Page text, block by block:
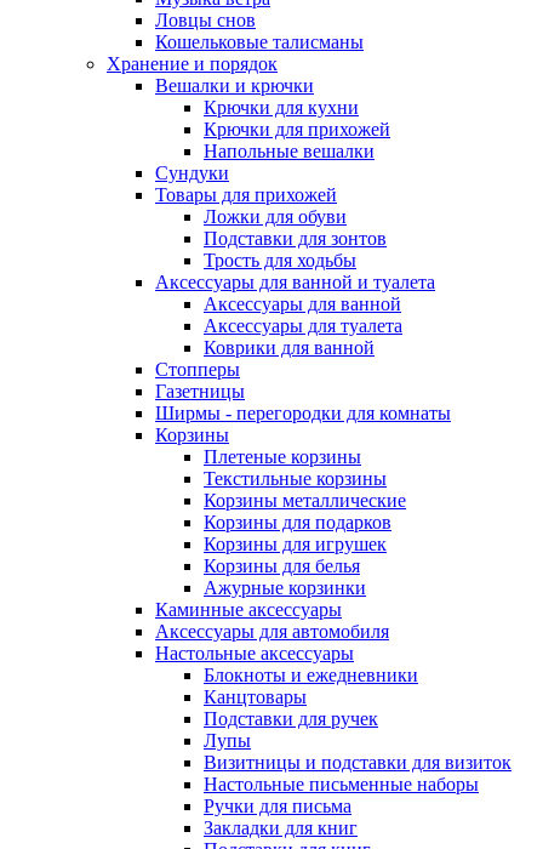
Ловцы снов
Кошельковые талисманы
Хранение и порядок
Вешалки и крючки
Крючки для кухни
Крючки для прихожей
Напольные вешалки
Сундуки
Товары для прихожей
Ложки для обуви
Подставки для зонтов
Трость для ходьбы
Аксессуары для ванной и туалета
Аксессуары для ванной
Аксессуары для туалета
Коврики для ванной
Стопперы
Газетницы
Ширмы - перегородки для комнаты
Корзины
Плетеные корзины
Текстильные корзины
Корзины металлические
Корзины для подарков
Корзины для игрушек
Корзины для белья
Ажурные корзинки
Каминные аксессуары
Аксессуары для автомобиля
Настольные аксессуары
Блокноты и ежедневники
Канцтовары
Подставки для ручек
Лупы
Визитницы и подставки для визиток
Настольные письменные наборы
Ручки для письма
Закладки для книг